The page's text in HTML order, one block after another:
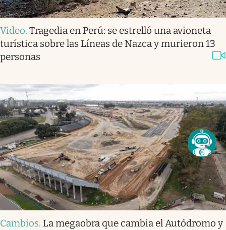
Video. Tragedia en Perú: se estrelló una avioneta
turística sobre las Líneas de Nazca y murieron 13
personas
Cambios. La megaobra que cambia el Autódromo y